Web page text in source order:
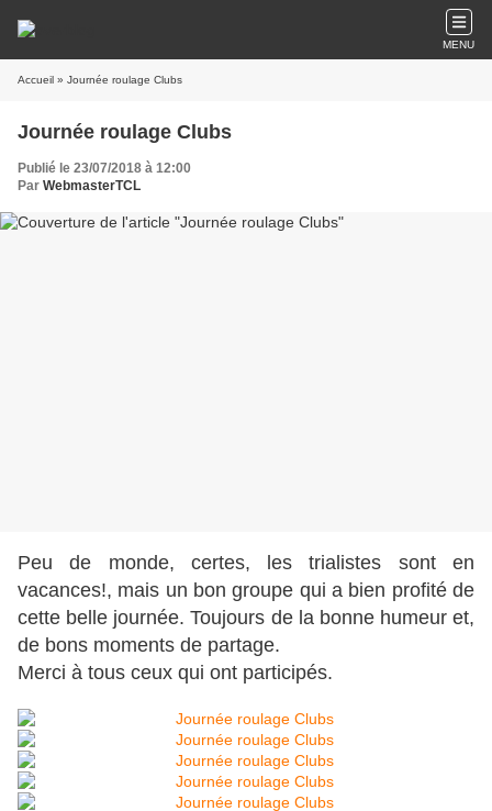
MENU
Accueil » Journée roulage Clubs
Journée roulage Clubs
Publié le 23/07/2018 à 12:00
Par WebmasterTCL
Peu de monde, certes, les trialistes sont en
vacances!, mais un bon groupe qui a bien profité de
cette belle journée. Toujours de la bonne humeur et,
de bons moments de partage.
Merci à tous ceux qui ont participés.